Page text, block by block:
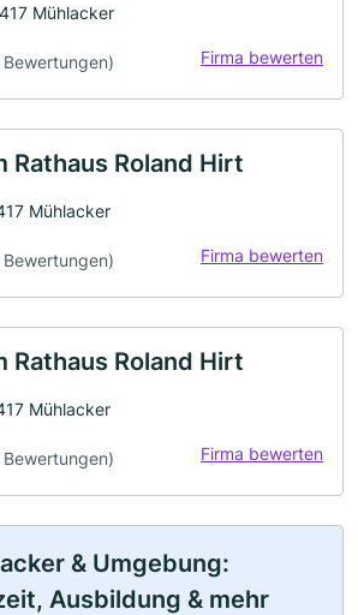
Mühlacker
Bewertungen) Firma bewerten
Rathaus Roland Hirt
Mühlacker
Bewertungen) Firma bewerten
Rathaus Roland Hirt
Mühlacker
Bewertungen) Firma bewerten
& Umgebung:
Ausbildung & mehr